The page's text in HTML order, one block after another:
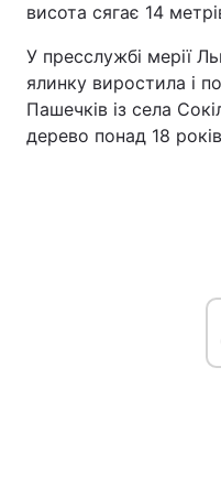
висота сягає 14
У пресслужбі мерії
ялинку виростила і
Пашечків із села
дерево понад 18